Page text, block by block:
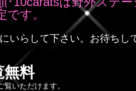
です。
いらして下さい。お待ちし
料
覧いただけます。